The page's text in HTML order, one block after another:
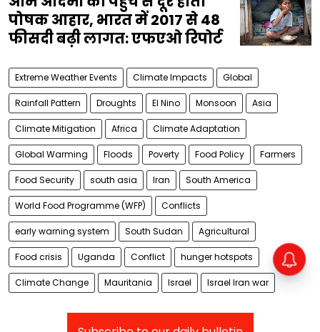
पोषक आहार, भारत में 2017 से 48
फीसदी बढ़ी लागत: एफएओ रिपोर्ट
Extreme Weather Events Climate Impacts Global
Rainfall Pattern Droughts El Nino Monsoon Asia
Climate Mitigation Africa Climate Adaptation
Global Warming Floods Poverty Food Policy Farmers
Food Security south asia Iran South America
World Food Programme (WFP) Conflicts
early warning system South Sudan Agricultural
Food crisis Uganda Conflict hunger hotspots
Climate Change Mauritania Israel Israel Iran war